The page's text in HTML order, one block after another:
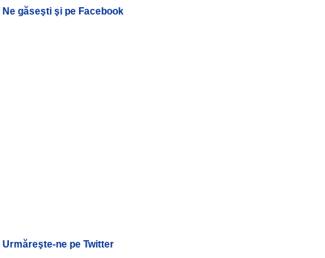
Ne găseşti şi pe Facebook
Urmăreşte-ne pe Twitter